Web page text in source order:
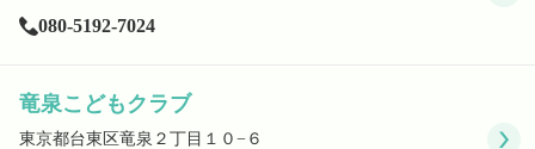
080-5192-7024
竜泉こどもクラブ
東京都台東区竜泉２丁目１０−６